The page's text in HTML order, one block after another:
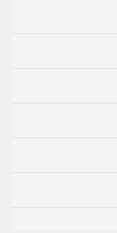
تكون هذه
في القرى التي